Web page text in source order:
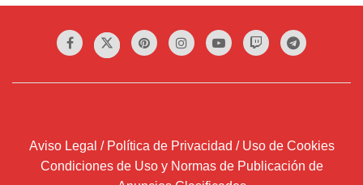
Aviso Legal / Política de Privacidad / Uso de Cookies
Condiciones de Uso y Normas de Publicación de